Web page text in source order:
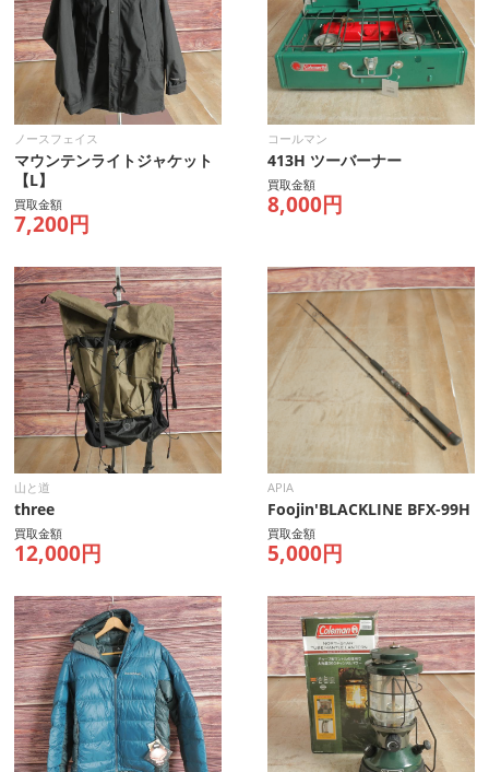
ノースフェイス
マウンテンライトジャケット
【L】
買取金額
7,200円
コールマン
413H ツーバーナー
買取金額
8,000円
山と道
three
買取金額
12,000円
APIA
Foojin'BLACKLINE BFX-99H
買取金額
5,000円